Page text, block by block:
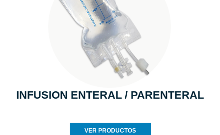
INFUSION ENTERAL / PARENTERAL
VER PRODUCTOS